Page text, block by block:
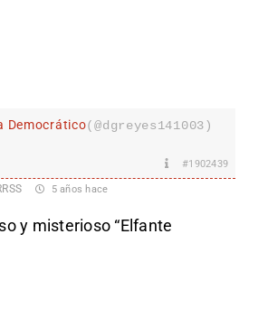
Democrático(@dgreyes141003)
#1902439
5 años hace
y misterioso “Elfante